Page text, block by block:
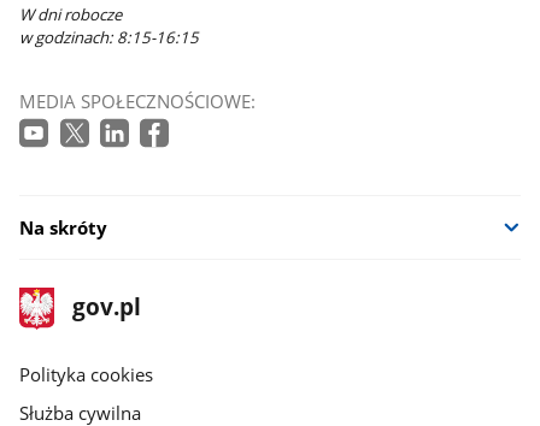
W dni robocze
w godzinach: 8:15-16:15
MEDIA SPOŁECZNOŚCIOWE:
Na skróty
stopka
gov.pl
Strona
gov.pl
gov.pl
Polityka cookies
Służba cywilna